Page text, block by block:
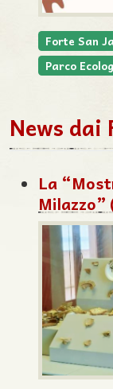
Forte San
Parco
News dai
La
Milazzo”